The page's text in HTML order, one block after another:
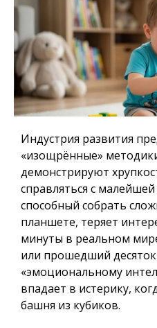
Индустрия развития
«изощрённые»
демонстрируют
справляться с
способный собрать
планшете, теряет
минуты в реальном
или прошедший
«эмоциональному
впадает в истерику,
башня из кубиков.